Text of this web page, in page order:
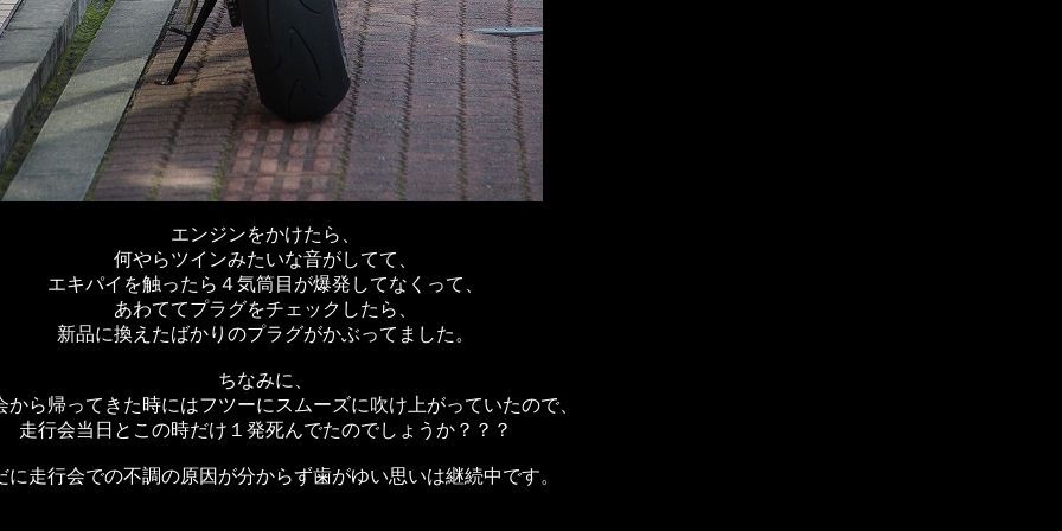
エンジンをかけたら、
何やらツインみたいな音がしてて、
エキパイを触ったら４気筒目が爆発してなくって、
あわててプラグをチェックしたら、
新品に換えたばかりのプラグがかぶってました。
ちなみに、
から帰ってきた時にはフツーにスムーズに吹け上がっていたので、
走行会当日とこの時だけ１発死んでたのでしょうか？？？
に走行会での不調の原因が分からず歯がゆい思いは継続中です。